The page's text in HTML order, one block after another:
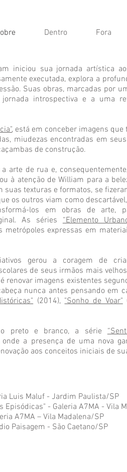
Dentro Fora
iniciou sua jornada artística
executada, explora a
Suas obras, marcadas por
introspectiva e a uma
, está em conceber imagens que
miudezas encontradas em
de construção.
arte de rua e,
à atenção de William para a
suas texturas e formatos, se
os outros viam como
los em obras de arte,
As séries“Elemento
metrópoles expressas em
gerou a coragem de
de seus irmãos mais
renovar imagens existentes
nunca antes pensando em
(2014),"Sonho de Voar"
o preto e branco, a série
a presença de uma nova
aos conceitos iniciais de
Luis Maluf - Jardim Paulista/SP
- Galeria A7MA - Vila
A7MA – Vila Madalena/SP
Paisagem - São Caetano/SP